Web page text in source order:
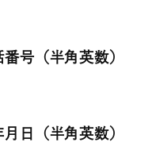
番号（半角英数）
月日（半角英数）